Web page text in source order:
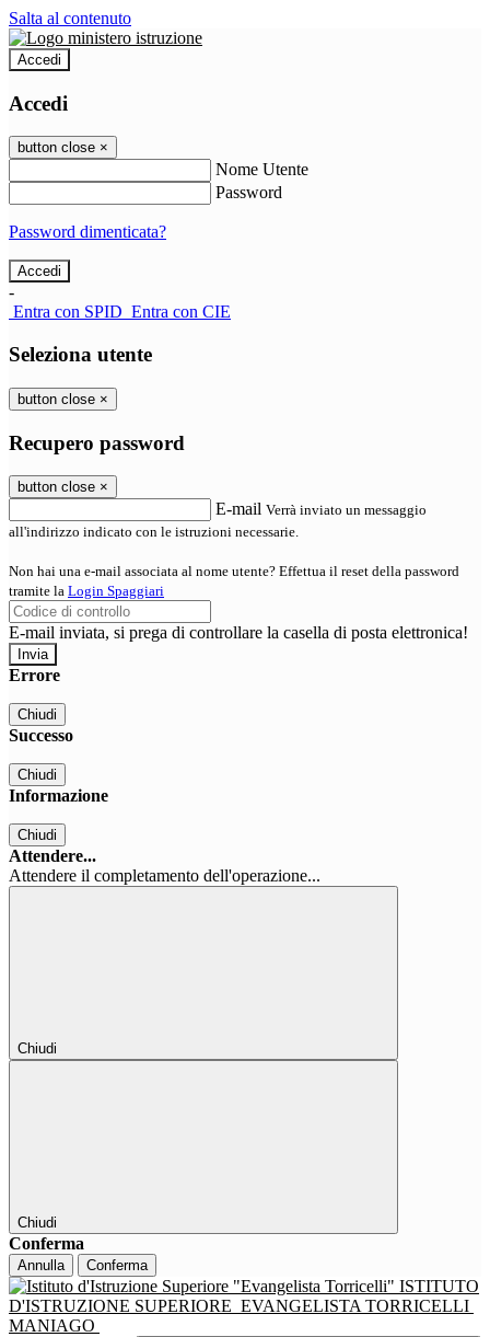
Salta al contenuto
Accedi
Accedi
button close ×
Nome Utente
Password
Password dimenticata?
-
Entra con SPID Entra con CIE
Seleziona utente
button close ×
Recupero password
button close ×
E-mail Verrà inviato un messaggio
all'indirizzo indicato con le istruzioni necessarie.
Non hai una e-mail associata al nome utente? Effettua il reset della password
tramite la Login Spaggiari
E-mail inviata, si prega di controllare la casella di posta elettronica!
Errore
Chiudi
Successo
Chiudi
Informazione
Chiudi
Attendere...
Attendere il completamento dell'operazione...
Chiudi
Chiudi
Conferma
Annulla Conferma
ISTITUTO
D'ISTRUZIONE SUPERIORE EVANGELISTA TORRICELLI
MANIAGO